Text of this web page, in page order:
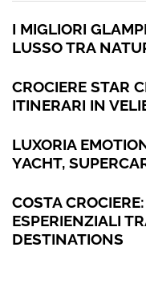
I MIGLIORI
LUSSO TRA
CROCIERE STAR
ITINERARI IN
LUXORIA
YACHT,
COSTA
ESPERIENZIALI
DESTINATIONS